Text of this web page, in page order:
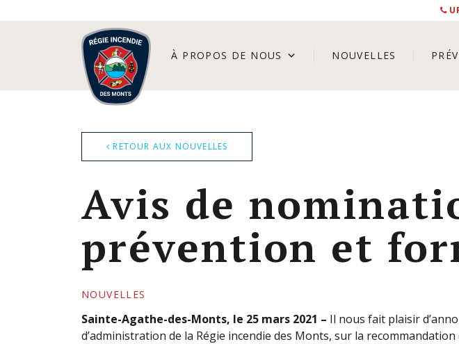
À PROPOS DE NOUS NOUVELLES
RETOUR AUX NOUVELLES
Avis de
prévention et
NOUVELLES
Sainte-Agathe-des-Monts, le 25 mars 2021 – Il nous fait plaisir
d’administration de la Régie incendie des Monts, sur la